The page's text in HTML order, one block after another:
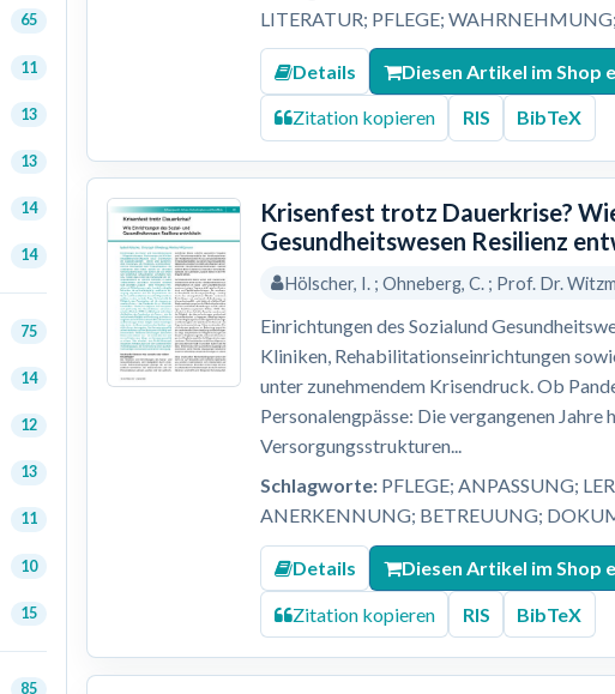
65
11
13
13
14
14
75
14
12
13
11
10
15
85
LITERATUR; PFLEGE;
Details Diesen Artikel im Shop
Zitation kopieren RIS BibTeX
Krisenfest trotz Dauerkrise?
Gesundheitswesen Resilienz
Hölscher, I. ; Ohneberg, C. ; Prof. Dr.
Einrichtungen des Sozialund
Kliniken, Rehabilitationseinrichtungen
unter zunehmendem Krisendruck. Ob
Personalengpässe: Die vergangenen
Versorgungsstrukturen...
Schlagworte: PFLEGE; ANPASSUNG;
ANERKENNUNG; BETREUUNG;
Details Diesen Artikel im Shop
Zitation kopieren RIS BibTeX